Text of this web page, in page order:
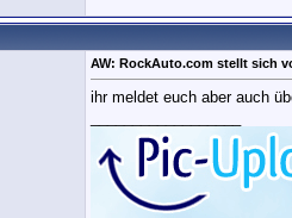
AW: RockAuto.com stellt sich
ihr meldet euch aber auch